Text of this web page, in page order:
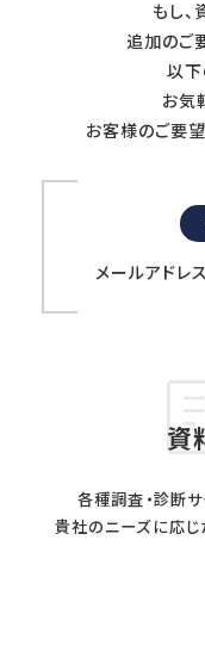
提供サ
調査
人
モ
人材
事例
人事
もし
追加のご
以下
お気
お客様のご要
メールアド
資
各種調査・診断
貴社のニーズに応じ